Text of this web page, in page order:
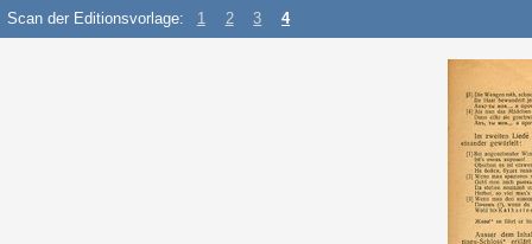
Scan der Editionsvorlage: 1 2 3 4